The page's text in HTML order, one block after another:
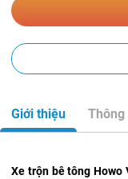
Giới thiệu Thông
Xe trộn bê tông Howo